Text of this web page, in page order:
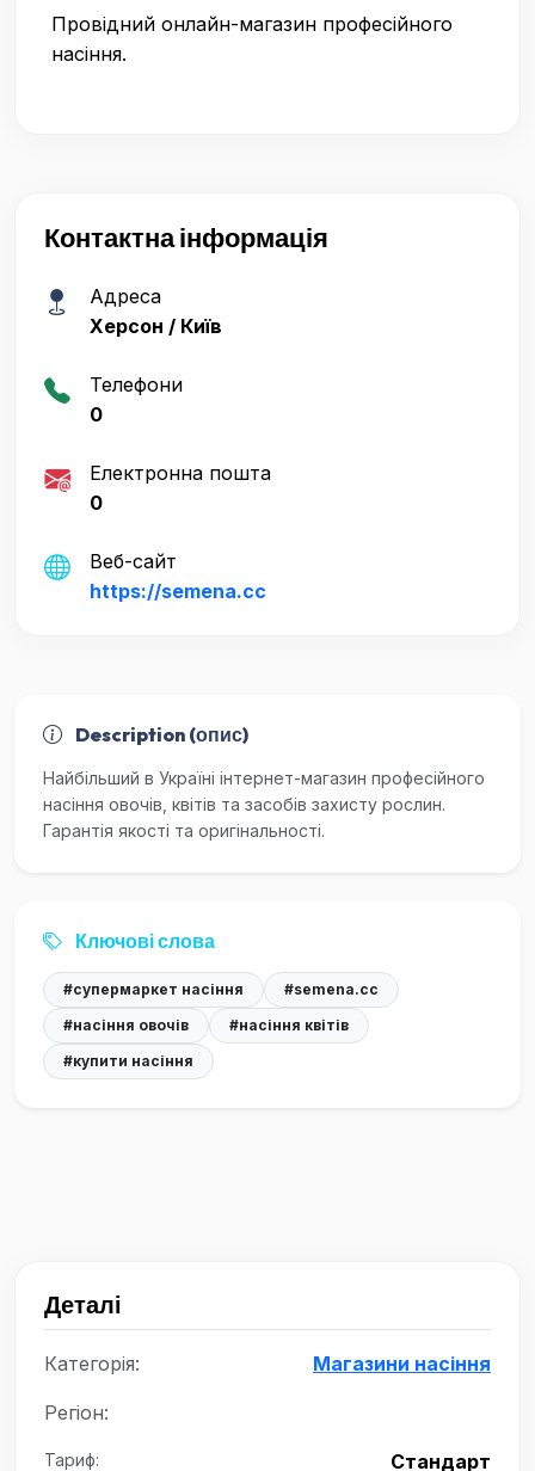
Провідний онлайн-магазин професійного
насіння.
Контактна інформація
Адреса
Херсон / Київ
Телефони
0
Електронна пошта
0
Веб-сайт
https://semena.cc
Description (опис)
Найбільший в Україні інтернет-магазин професійного
насіння овочів, квітів та засобів захисту рослин.
Гарантія якості та оригінальності.
Ключові слова
#супермаркет насіння
#semena.cc
#насіння овочів
#насіння квітів
#купити насіння
Деталі
Категорія: Магазини насіння
Регіон:
Тариф: Стандарт